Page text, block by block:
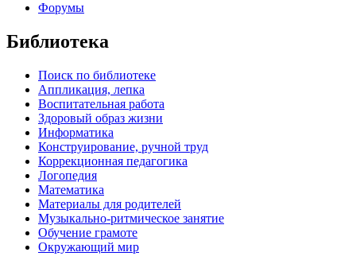
Форумы
Библиотека
Поиск по библиотеке
Аппликация, лепка
Воспитательная работа
Здоровый образ жизни
Информатика
Конструирование, ручной труд
Коррекционная педагогика
Логопедия
Математика
Материалы для родителей
Музыкально-ритмическое занятие
Обучение грамоте
Окружающий мир